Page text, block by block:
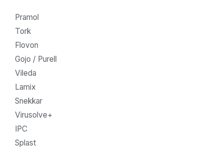
Pramol
Tork
Flovon
Gojo / Purell
Vileda
Lamix
Snekkar
Virusolve+
IPC
Splast